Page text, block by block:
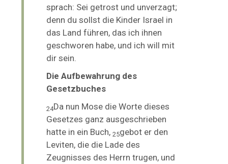
sprach: Sei getrost und unverzagt;
denn du sollst die Kinder Israel in
das Land führen, das ich ihnen
geschworen habe, und ich will mit
dir sein.
Die Aufbewahrung des
Gesetzbuches
24Da nun Mose die Worte dieses
Gesetzes ganz ausgeschrieben
hatte in ein Buch,25gebot er den
Leviten, die die Lade des
Zeugnisses des Herrn trugen, und